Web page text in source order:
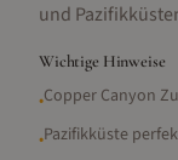
und
Wichtige Hinweise
•Copper Canyon
•Pazifikküste